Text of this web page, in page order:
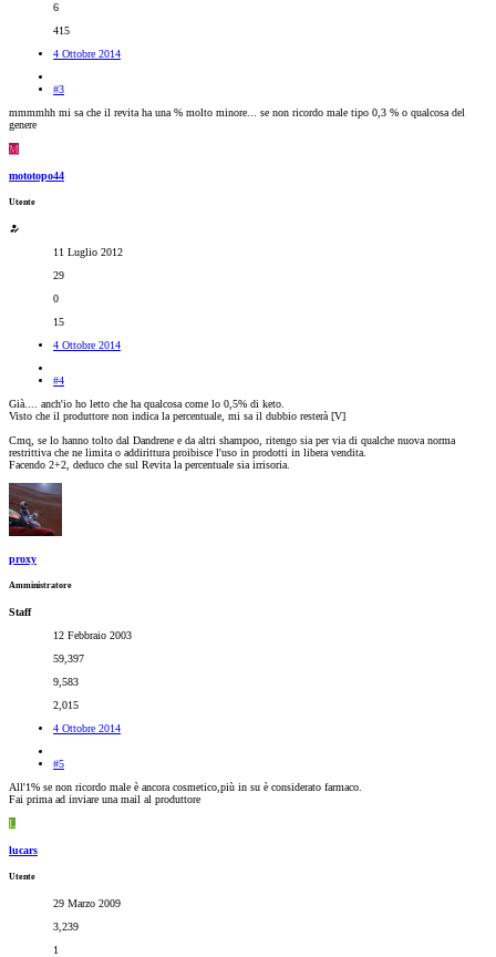
6
415
4 Ottobre 2014
#3
mmmmhh mi sa che il revita ha una % molto minore... se non ricordo male tipo 0,3 % o qualcosa del
genere
M
mototopo44
Utente
11 Luglio 2012
29
0
15
4 Ottobre 2014
#4
Già.... anch'io ho letto che ha qualcosa come lo 0,5% di keto.
Visto che il produttore non indica la percentuale, mi sa il dubbio resterà [V]
Cmq, se lo hanno tolto dal Dandrene e da altri shampoo, ritengo sia per via di qualche nuova norma
restrittiva che ne limita o addirittura proibisce l'uso in prodotti in libera vendita.
Facendo 2+2, deduco che sul Revita la percentuale sia irrisoria.
proxy
Amministratore
Staff
12 Febbraio 2003
59,397
9,583
2,015
4 Ottobre 2014
#5
All'1% se non ricordo male è ancora cosmetico,più in su è considerato farmaco.
Fai prima ad inviare una mail al produttore
L
lucars
Utente
29 Marzo 2009
3,239
1